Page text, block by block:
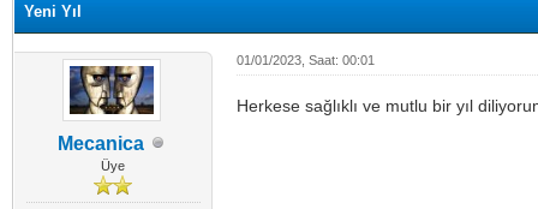
Yeni Yıl
Mecanica
Üye
01/01/2023, Saat: 00:01
Herkese sağlıklı ve mutlu bir yıl